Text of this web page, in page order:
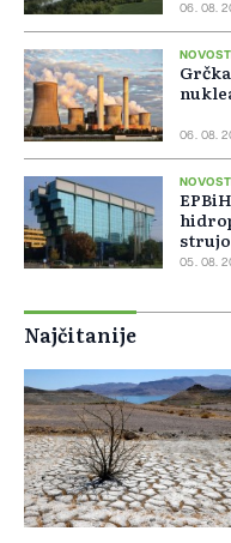
06. 08.
NOVOSTI
06. 08.
NOVOSTI
05. 08.
Najčitanije